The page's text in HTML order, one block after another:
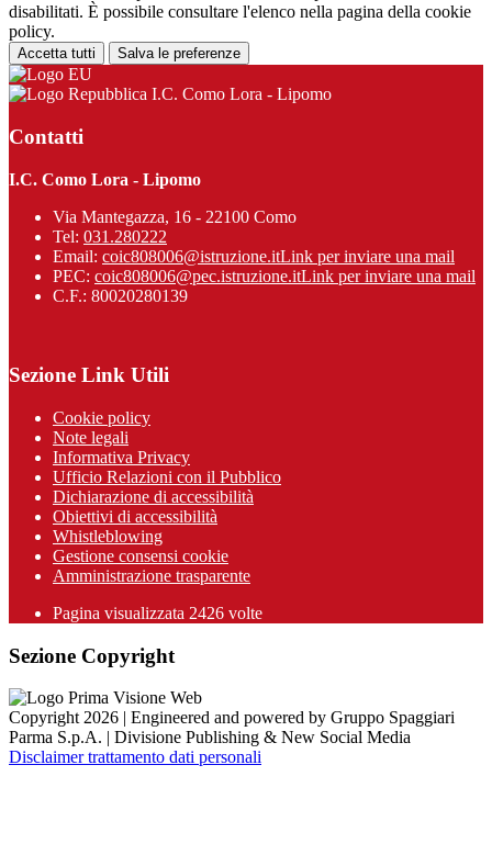
disabilitati. È possibile consultare l'elenco nella pagina della cookie
policy.
Accetta tutti Salva le preferenze
I.C. Como Lora - Lipomo
Contatti
I.C. Como Lora - Lipomo
Via Mantegazza, 16 - 22100 Como
Tel: 031.280222
Email: coic808006@istruzione.itLink per inviare una mail
PEC: coic808006@pec.istruzione.itLink per inviare una mail
C.F.: 80020280139
Sezione Link Utili
Cookie policy
Note legali
Informativa Privacy
Ufficio Relazioni con il Pubblico
Dichiarazione di accessibilità
Obiettivi di accessibilità
Whistleblowing
Gestione consensi cookie
Amministrazione trasparente
Pagina visualizzata 2426 volte
Sezione Copyright
Copyright 2026 | Engineered and powered by Gruppo Spaggiari
Parma S.p.A. | Divisione Publishing & New Social Media
Disclaimer trattamento dati personali